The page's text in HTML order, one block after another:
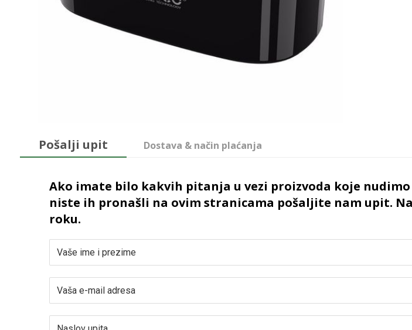
Pošalji upit Dostava & način plaćanja
Ako imate bilo kakvih pitanja u vezi proizvoda koje
niste ih pronašli na ovim stranicama pošaljite nam upit.
roku.